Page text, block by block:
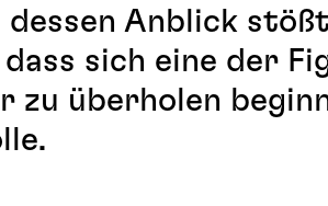
Anblick
sich eine der
zu überholen